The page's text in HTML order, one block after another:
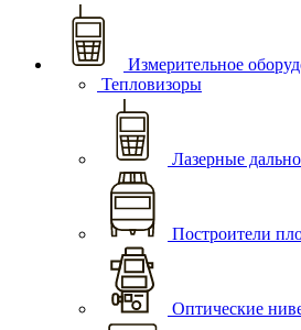
Измерительное
Тепловизоры
Лазерные
Построители
Оптические